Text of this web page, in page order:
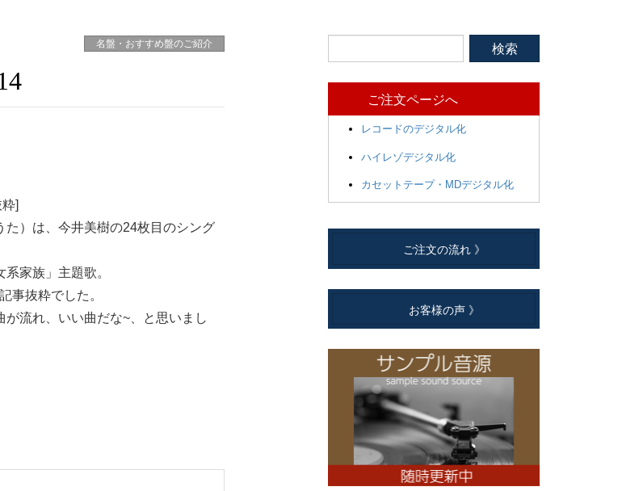
名盤・おすすめ盤のご紹介
]
た）は、今井美樹の24枚目のシング
家族」主題歌。
事抜粋でした。
が流れ、いい曲だな~、と思いまし
ご注文ページへ
レコードのデジタル化
ハイレゾデジタル化
カセットテープ・MDデジタル化
ご注文の流れ 》
お客様の声 》